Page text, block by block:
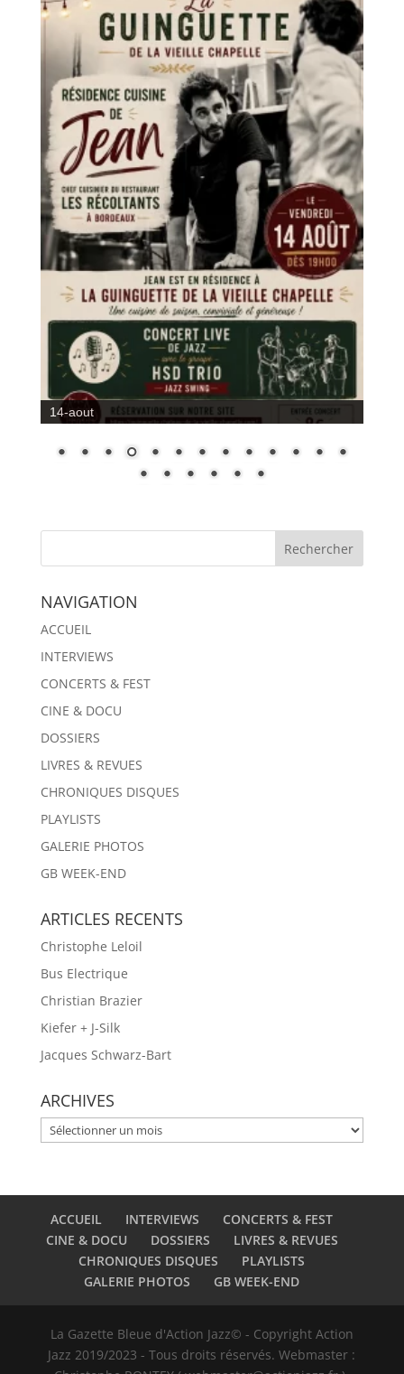
14-aout
NAVIGATION
ACCUEIL
INTERVIEWS
CONCERTS & FEST
CINE & DOCU
DOSSIERS
LIVRES & REVUES
CHRONIQUES DISQUES
PLAYLISTS
GALERIE PHOTOS
GB WEEK-END
ARTICLES RECENTS
Christophe Leloil
Bus Electrique
Christian Brazier
Kiefer + J-Silk
Jacques Schwarz-Bart
ARCHIVES
ARCHIVES
ACCUEIL INTERVIEWS
CONCERTS & FEST
CINE & DOCU
DOSSIERS
LIVRES & REVUES
CHRONIQUES DISQUES
PLAYLISTS
GALERIE PHOTOS
GB WEEK-END
La Gazette Bleue d'Action Jazz© - Copyright Action
Jazz 2019/2023 - Tous droits réservés. Webmaster :